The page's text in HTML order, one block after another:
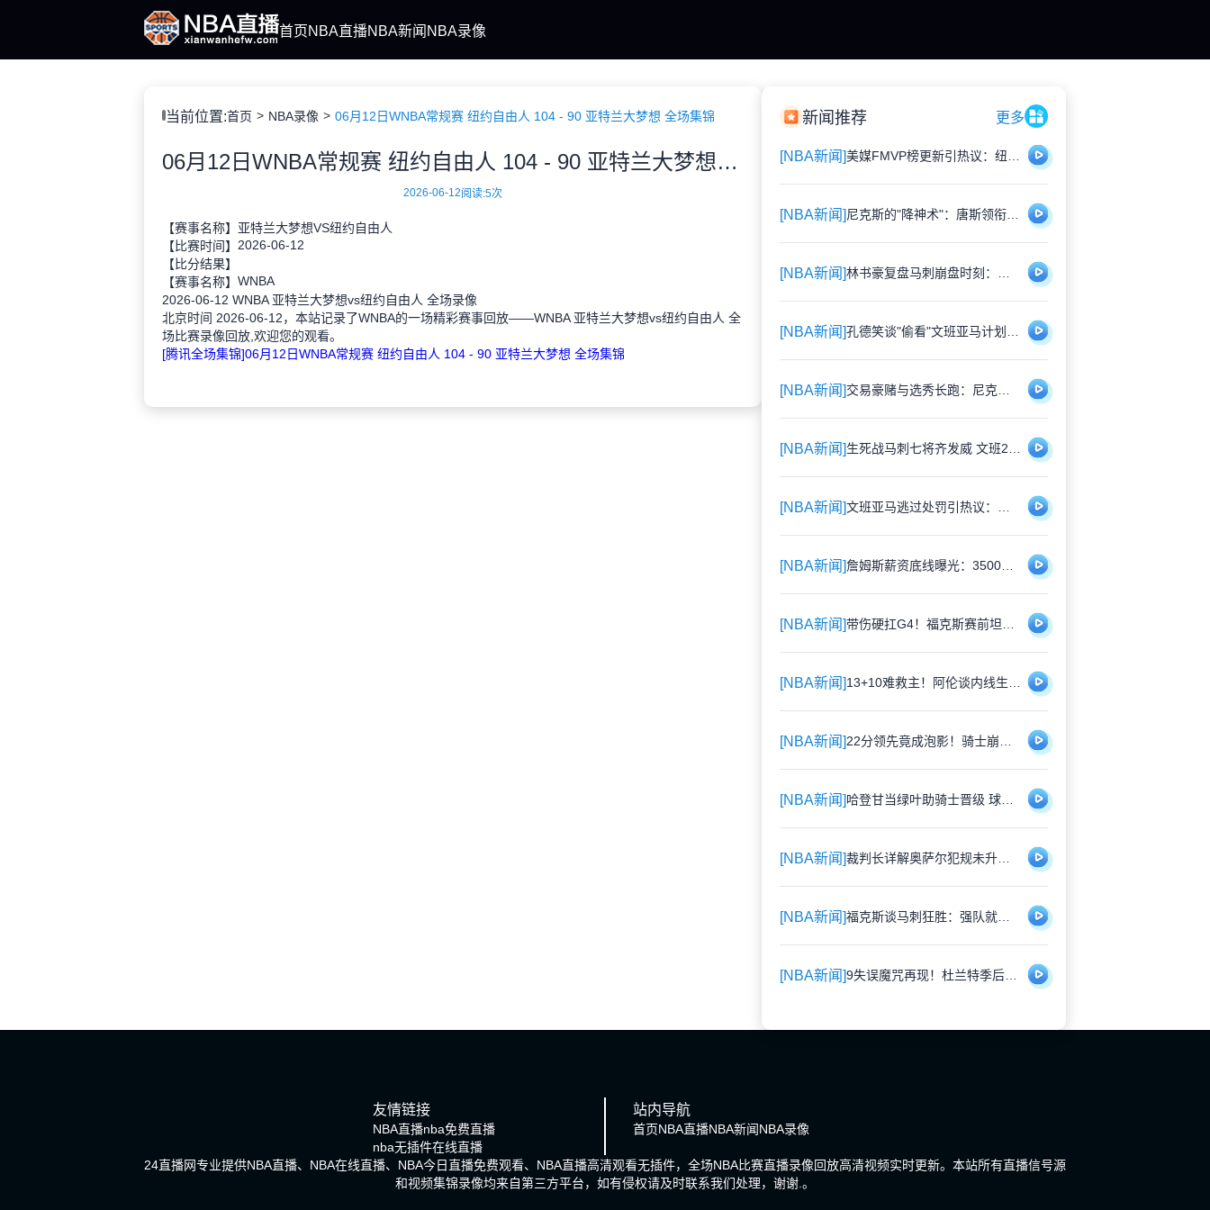
首页NBA直播NBA新闻 NBA录像
当前位置:首页 NBA录像 06月12日WNBA常规赛 纽约自由人 104 - 90 亚特兰大梦想 全场集锦
06月12日WNBA常规赛 纽约自由人 104 - 90 亚特兰大梦想 全场集锦
2026-06-12阅读:5次
【赛事名称】 亚特兰大梦想VS纽约自由人
【比赛时间】 2026-06-12
【比分结果】
【赛事名称】 WNBA
2026-06-12 WNBA 亚特兰大梦想vs纽约自由人 全场录像
北京时间 2026-06-12，本站记录了WNBA的一场精彩赛事回放——WNBA 亚特兰大梦想vs纽约自由人 全
场比赛录像回放,欢迎您的观看。
[腾讯全场集锦]06月12日WNBA常规赛 纽约自由人 104 - 90 亚特兰大梦想 全场集锦
新闻推荐 更多
[NBA新闻]
[NBA新闻]
[NBA新闻]
[NBA新闻]
[NBA新闻]
[NBA新闻]
[NBA新闻]
[NBA新闻]
[NBA新闻]
[NBA新闻]
[NBA新闻]
[NBA新闻]
[NBA新闻]
[NBA新闻]
[NBA新闻]
友情链接
NBA直播nba免费直播
nba无插件在线直播
站内导航
首页NBA直播NBA新闻NBA录像
24直播网专业提供NBA直播、NBA在线直播、NBA今日直播免费观看、NBA直播高清观看无插件，全场NBA比赛直播录像回放高清视频实时更新。本站所有直播信号源
和视频集锦录像均来自第三方平台，如有侵权请及时联系我们处理，谢谢.。